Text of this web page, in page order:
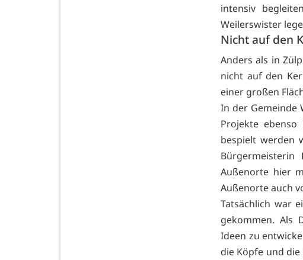
intensiv
Weilerswister
Nicht auf den
Anders als in
nicht auf den
einer großen
In der Gemeinde
Projekte
bespielt werden
Außenorte hier
Außenorte auch
Tatsächlich war
gekommen. Als
Ideen zu
die Köpfe und